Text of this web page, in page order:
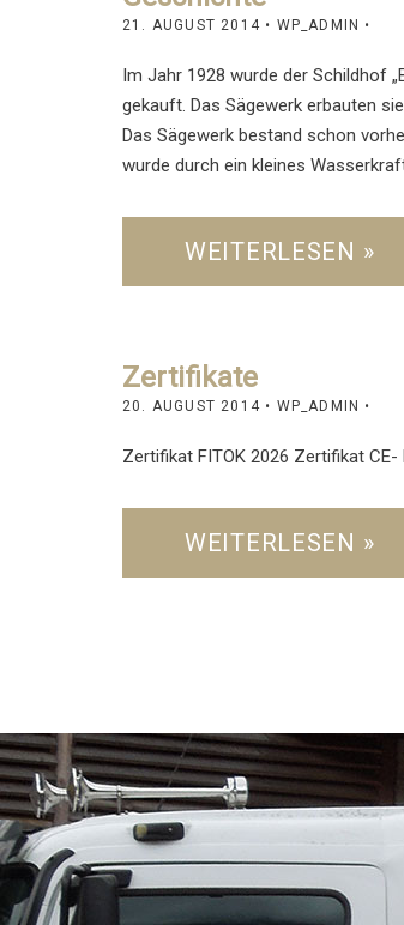
21. AUGUST 2014 • WP_ADMIN •
Im Jahr 1928 wurde der Schildhof
gekauft. Das Sägewerk erbauten
Das Sägewerk bestand schon
wurde durch ein kleines
WEITERLESEN »
Zertifikate
20. AUGUST 2014 • WP_ADMIN •
Zertifikat FITOK 2026 Zertifikat
WEITERLESEN »